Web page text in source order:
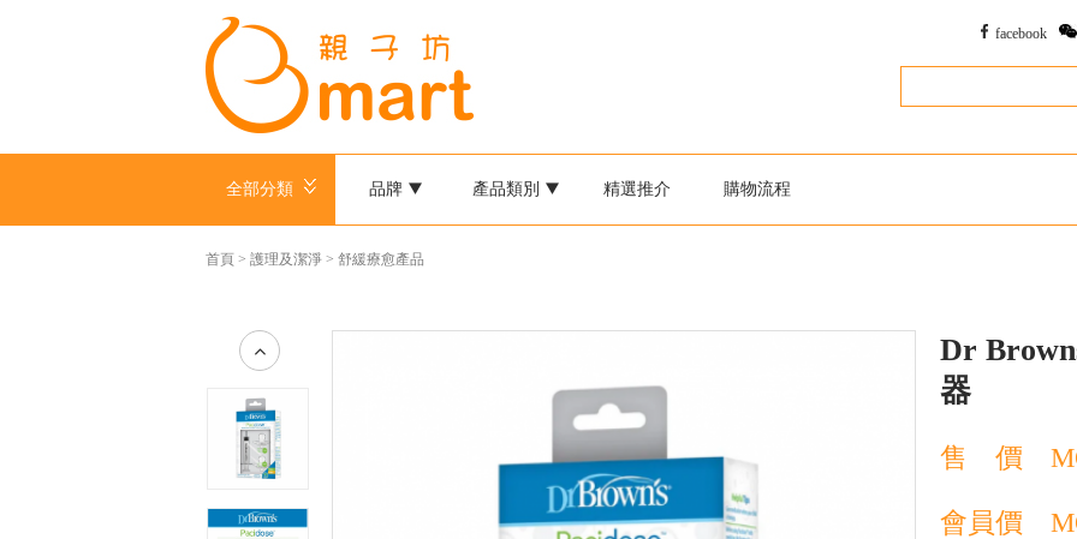
facebook
全部分類 品牌 產品類別 精選推介 購物流程
首頁 > 護理及潔淨 > 舒緩療愈產品
Dr
器
售 價
會員價